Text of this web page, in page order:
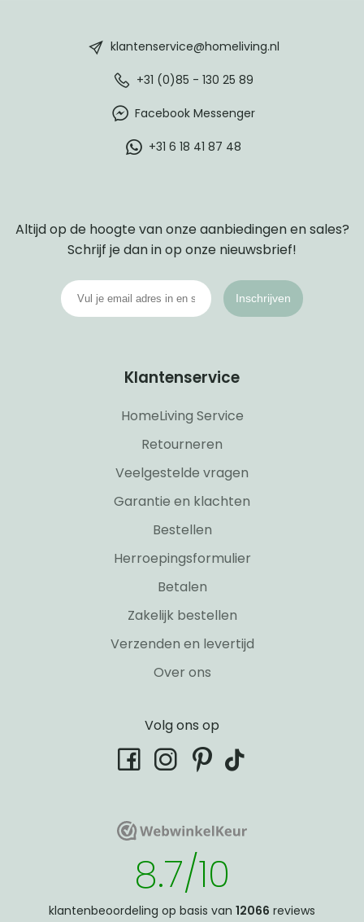
klantenservice@homeliving.nl
+31 (0)85 - 130 25 89
Facebook Messenger
+31 6 18 41 87 48
Altijd op de hoogte van onze aanbiedingen en sales?
Schrijf je dan in op onze nieuwsbrief!
Inschrijven
Klantenservice
HomeLiving Service
Retourneren
Veelgestelde vragen
Garantie en klachten
Bestellen
Herroepingsformulier
Betalen
Zakelijk bestellen
Verzenden en levertijd
Over ons
Volg ons op
facebookinstagram
pinterest
tiktok
WebwinkelKeurWebwinkelKeur
8.7/10
klantenbeoordeling op basis van 12066 reviews